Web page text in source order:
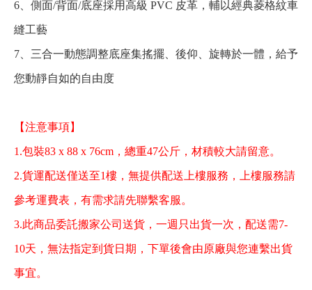
6、側面/背面/底座採用高級 PVC 皮革，輔以經典菱格紋車
縫工藝
7、三合一動態調整底座集搖擺、後仰、旋轉於一體，給予
您動靜自如的自由度
【注意事項】
1.包裝83 x 88 x 76cm，總重47公斤，材積較大請留意。
2.貨運配送僅送至1樓，無提供配送上樓服務，上樓服務請
參考運費表，有需求請先聯繫客服。
3.此商品委託搬家公司送貨，一週只出貨一次，配送需7-
10天，無法指定到貨日期，下單後會由原廠與您連繫出貨
事宜。